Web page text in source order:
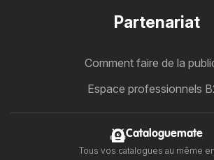
Partenariat
Comment faire de la
Espace professionnels
Cataloguemate
Tous vos catalogues au même